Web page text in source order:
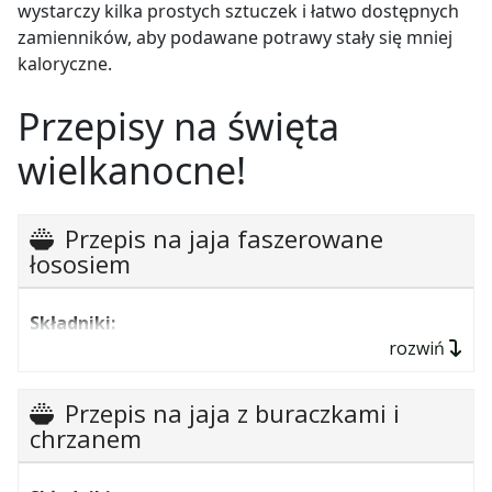
wystarczy kilka prostych sztuczek i łatwo dostępnych
zamienników, aby podawane potrawy stały się mniej
kaloryczne.
Przepisy na święta
wielkanocne!
Przepis na jaja faszerowane
łososiem
Składniki:
Jogurt naturalny, grecki 20g
Szczypior
rozwiń
Przepis na jaja z buraczkami i
chrzanem